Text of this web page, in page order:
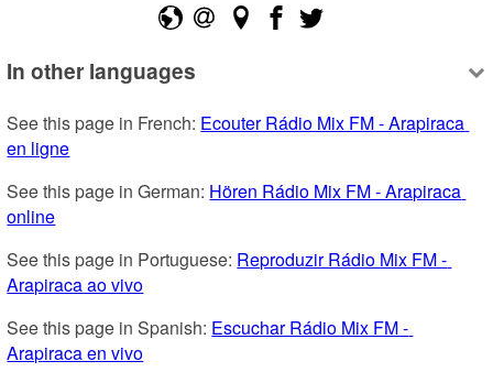
In other languages
See this page in French: Ecouter Rádio Mix FM - Arapiraca
en ligne
See this page in German: Hören Rádio Mix FM - Arapiraca
online
See this page in Portuguese: Reproduzir Rádio Mix FM -
Arapiraca ao vivo
See this page in Spanish: Escuchar Rádio Mix FM -
Arapiraca en vivo